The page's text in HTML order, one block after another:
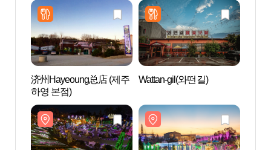
济州Hayeoung总店 (제주
하영 본점)
Wattan-gil(와떤길)